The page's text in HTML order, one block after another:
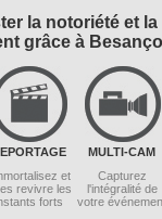
la notoriété et
grâce à
et
revivre les
forts
MULTI-CAM
Capturez
l'intégralité de
votre